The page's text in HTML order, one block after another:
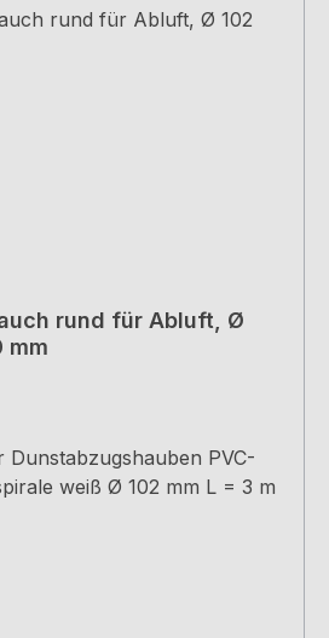
rund für Abluft, Ø
mm
PVC-
ummantelte Stahlspirale weiß Ø 102 mm L = 3 m